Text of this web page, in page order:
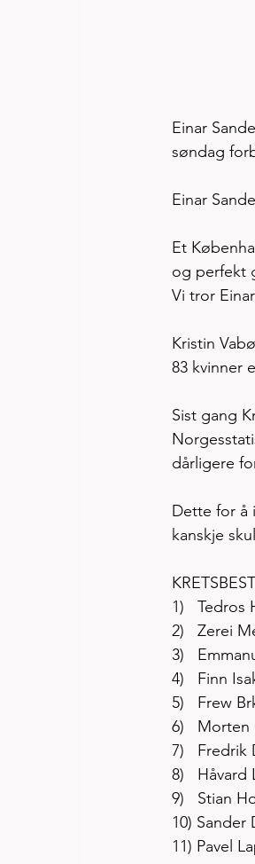
Einar
søndag
Einar
Et
og perfekt
Vi tror
Kristin
83 kvinner
Sist gang
dårligere
Dette for å
kanskje
1)   Tedros
2)   Zerei
3)
4)   Finn
5)   Frew
6)   Morten
7)   Fredrik
8)   Håvard
9)   Stian
10) Sander
11) Pavel